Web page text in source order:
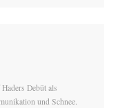
Debüt als
und Schnee.